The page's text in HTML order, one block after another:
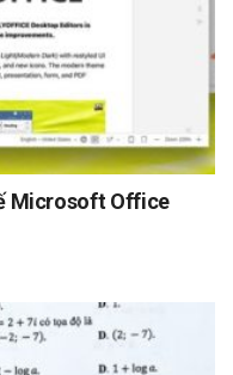
Microsoft Office